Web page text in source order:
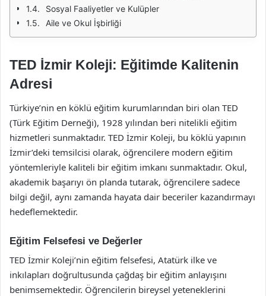
Sosyal Faaliyetler ve Kulüpler
Aile ve Okul İşbirliği
TED İzmir Koleji: Eğitimde Kalitenin
Adresi
Türkiye’nin en köklü eğitim kurumlarından biri olan TED
(Türk Eğitim Derneği), 1928 yılından beri nitelikli eğitim
hizmetleri sunmaktadır. TED İzmir Koleji, bu köklü yapının
İzmir’deki temsilcisi olarak, öğrencilere modern eğitim
yöntemleriyle kaliteli bir eğitim imkanı sunmaktadır. Okul,
akademik başarıyı ön planda tutarak, öğrencilere sadece
bilgi değil, aynı zamanda hayata dair beceriler kazandırmayı
hedeflemektedir.
Eğitim Felsefesi ve Değerler
TED İzmir Koleji’nin eğitim felsefesi, Atatürk ilke ve
inkılapları doğrultusunda çağdaş bir eğitim anlayışını
benimsemektedir. Öğrencilerin bireysel yeteneklerini